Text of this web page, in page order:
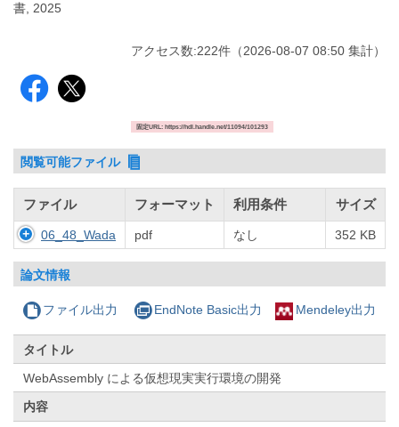
書, 2025
アクセス数:222件 （2026-08-07 08:50 集計）
固定URL: https://hdl.handle.net/11094/101293
閲覧可能ファイル
ファイル フォーマット 利用条件 サイズ
06_48_Wada pdf なし 352 KB
論文情報
ファイル出力 EndNote Basic出力 Mendeley出力
タイトル
WebAssembly による仮想現実実行環境の開発
内容